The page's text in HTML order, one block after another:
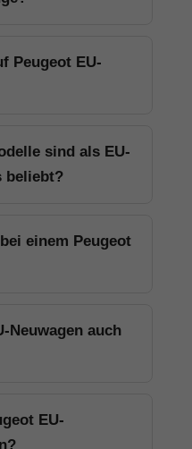
Peugeot EU-
sind als EU-
beliebt?
einem Peugeot
Neuwagen auch
EU-